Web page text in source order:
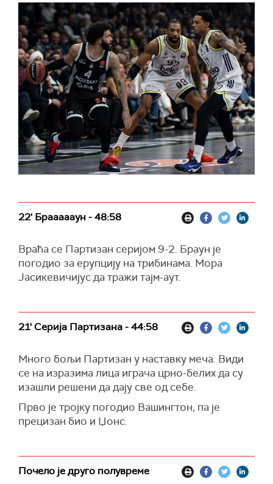
22' Браааааун - 48:58
Враћа се Партизан серијом 9-2. Браун је
погодио за ерупцију на трибинама. Мора
Јасикевичијус да тражи тајм-аут.
21' Серија Партизана - 44:58
Много бољи Партизан у наставку меча. Види
се на изразима лица играча црно-белих да су
изашли решени да дају све од себе.
Прво је тројку погодио Вашингтон, па је
прецизан био и Џонс.
Почело је друго полувреме